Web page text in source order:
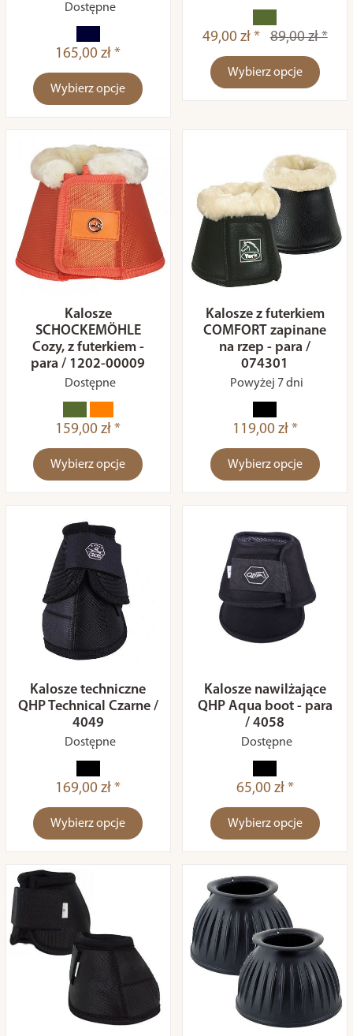
Dostępne
165,00 zł *
Wybierz opcje
49,00 zł * 89,00 zł *
Wybierz opcje
Kalosze
SCHOCKEMÖHLE
Cozy, z futerkiem -
para / 1202-00009
Dostępne
159,00 zł *
Wybierz opcje
Kalosze z futerkiem
COMFORT zapinane
na rzep - para /
074301
Powyżej 7 dni
119,00 zł *
Wybierz opcje
Kalosze techniczne
QHP Technical Czarne /
4049
Dostępne
169,00 zł *
Wybierz opcje
Kalosze nawilżające
QHP Aqua boot - para
/ 4058
Dostępne
65,00 zł *
Wybierz opcje